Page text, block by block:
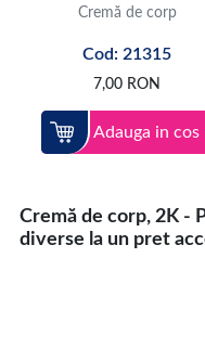
Cremă de corp
Cod: 21315
7,00 RON
Adauga in cos
Cremă de corp, 2K -
diverse la un pret